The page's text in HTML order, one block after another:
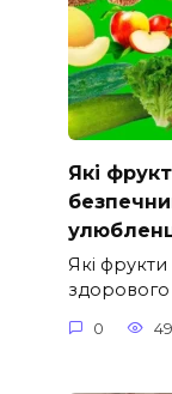
Які
Які
здорового
0 49